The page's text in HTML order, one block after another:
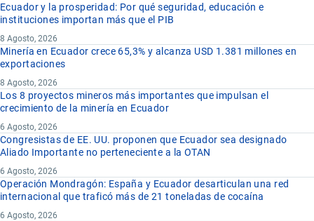
Ecuador y la prosperidad: Por qué seguridad, educación e
instituciones importan más que el PIB
8 Agosto, 2026
Minería en Ecuador crece 65,3% y alcanza USD 1.381 millones en
exportaciones
8 Agosto, 2026
Los 8 proyectos mineros más importantes que impulsan el
crecimiento de la minería en Ecuador
6 Agosto, 2026
Congresistas de EE. UU. proponen que Ecuador sea designado
Aliado Importante no perteneciente a la OTAN
6 Agosto, 2026
Operación Mondragón: España y Ecuador desarticulan una red
internacional que traficó más de 21 toneladas de cocaína
6 Agosto, 2026